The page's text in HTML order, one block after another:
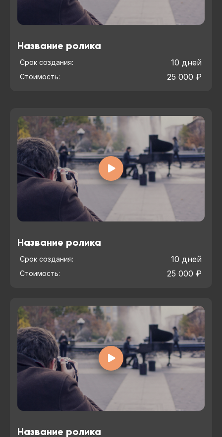
Название ролика
Срок создания: 10 дней
Стоимость: 25 000 ₽
Название ролика
Срок создания: 10 дней
Стоимость: 25 000 ₽
Название ролика